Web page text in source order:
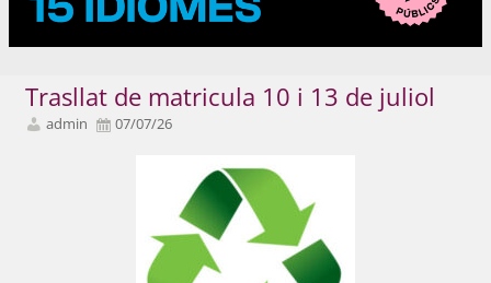
Trasllat de matricula 10 i 13 de juliol
admin 07/07/26